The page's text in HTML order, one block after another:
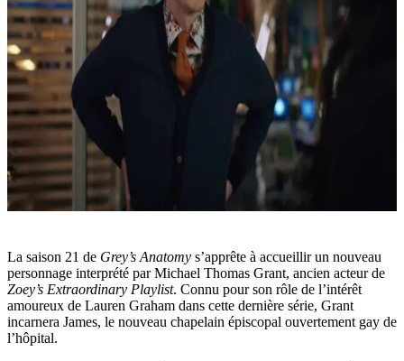
La saison 21 de Grey’s Anatomy s’apprête à accueillir un nouveau
personnage interprété par Michael Thomas Grant, ancien acteur de
Zoey’s Extraordinary Playlist. Connu pour son rôle de l’intérêt
amoureux de Lauren Graham dans cette dernière série, Grant
incarnera James, le nouveau chapelain épiscopal ouvertement gay de
l’hôpital.